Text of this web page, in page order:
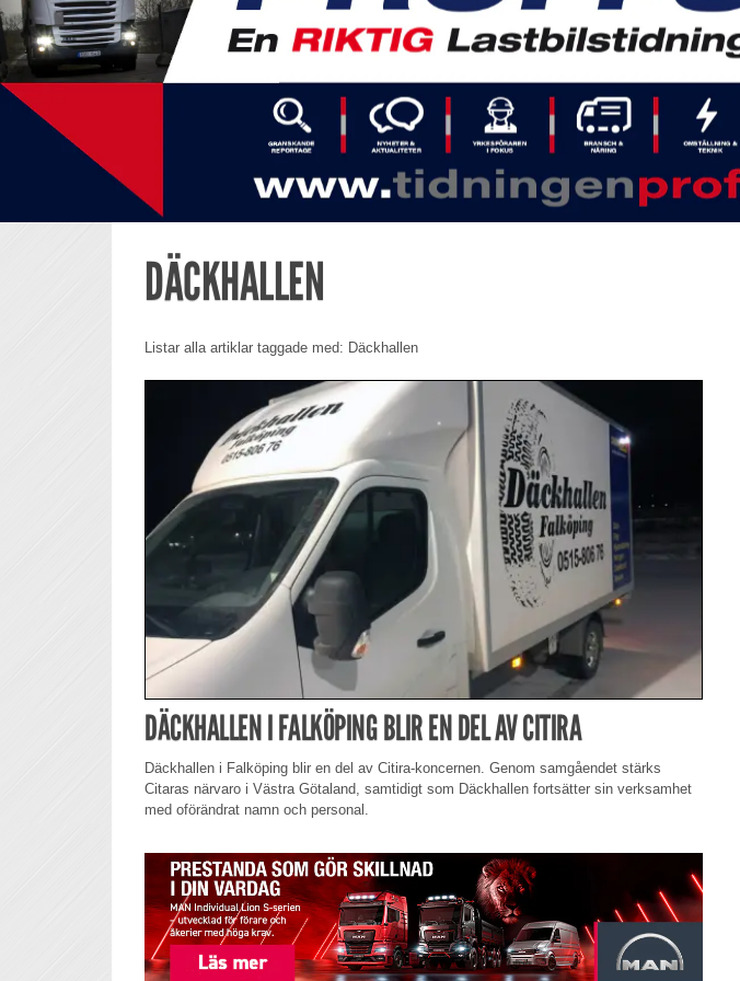
DÄCKHALLEN
Listar alla artiklar taggade med: Däckhallen
DÄCKHALLEN I FALKÖPING BLIR EN DEL AV CITIRA
Däckhallen i Falköping blir en del av Citira-koncernen. Genom samgåendet stärks
Citaras närvaro i Västra Götaland, samtidigt som Däckhallen fortsätter sin verksamhet
med oförändrat namn och personal.